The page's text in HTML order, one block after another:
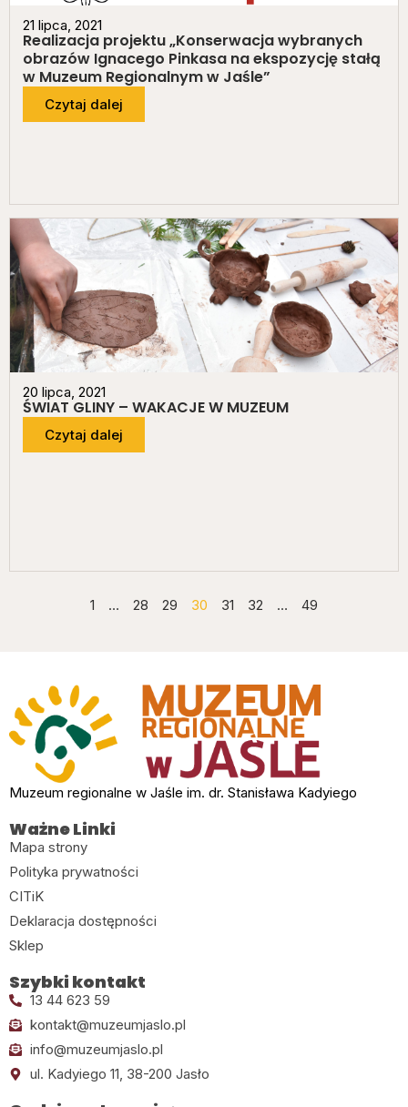
21 lipca, 2021
Realizacja projektu „Konserwacja wybranych
obrazów Ignacego Pinkasa na ekspozycję stałą
w Muzeum Regionalnym w Jaśle”
Czytaj dalej
20 lipca, 2021
ŚWIAT GLINY – WAKACJE W MUZEUM
Czytaj dalej
1 … 28 29 30 31 32 … 49
Muzeum regionalne w Jaśle im. dr. Stanisława Kadyiego
Ważne Linki
Mapa strony
Polityka prywatności
CITiK
Deklaracja dostępności
Sklep
Szybki kontakt
13 44 623 59
kontakt@muzeumjaslo.pl
info@muzeumjaslo.pl
ul. Kadyiego 11, 38-200 Jasło